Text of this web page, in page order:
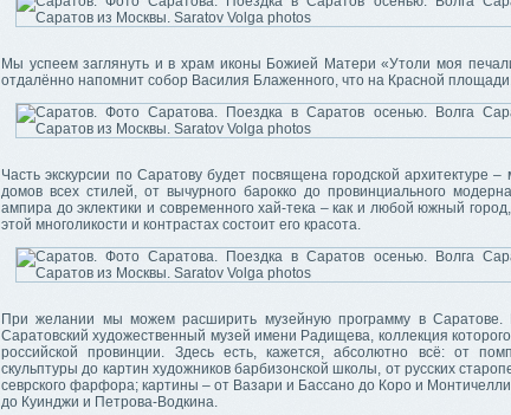
Мы успеем заглянуть и в храм иконы Божией Матери «Утоли моя
отдалённо напомнит собор Василия Блаженного, что на Красной
Часть экскурсии по Саратову будет посвящена городской
домов всех стилей, от вычурного барокко до провинциального
ампира до эклектики и современного хай-тека – как и любой южный
этой многоликости и контрастах состоит его красота.
При желании мы можем расширить музейную программу в Саратове.
Саратовский художественный музей имени Радищева, коллекция
российской провинции. Здесь есть, кажется, абсолютно всё: от
скульптуры до картин художников барбизонской школы, от русских
севрского фарфора; картины – от Вазари и Бассано до Коро и
до Куинджи и Петрова-Водкина.